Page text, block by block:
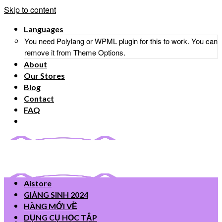
Skip to content
Languages
You need Polylang or WPML plugin for this to work. You can
remove it from Theme Options.
About
Our Stores
Blog
Contact
FAQ
Aistore
GIÁNG SINH 2024
HÀNG MỚI VỀ
DỤNG CỤ HỌC TẬP